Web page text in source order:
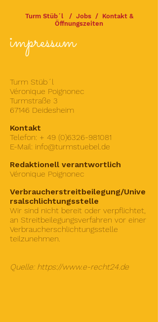
Turm Stüb´l / Jobs/ Kontakt &
Öffnungszeiten
impressum
Turm Stüb´l
Véronique Poignonec
Turmstraße 3
67146 Deidesheim
Kontakt
Telefon: + 49 (0)6326-981081
E-Mail: info@turmstuebel.de
Redaktionell verantwortlich
Véronique Poignonec
Verbraucherstreitbeilegung/Unive
rsalschlichtungsstelle
Wir sind nicht bereit oder verpflichtet,
an Streitbeilegungsverfahren vor einer
Verbraucherschlichtungsstelle
teilzunehmen.
Quelle: https://www.e-recht24.de